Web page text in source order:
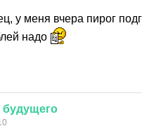
у меня вчера пирог
надо
будущего